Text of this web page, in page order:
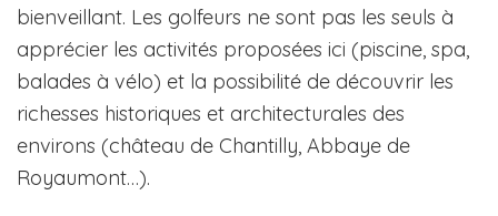
bienveillant. Les golfeurs ne sont pas les seuls à
apprécier les activités proposées ici (piscine, spa,
balades à vélo) et la possibilité de découvrir les
richesses historiques et architecturales des
environs (château de Chantilly, Abbaye de
Royaumont…).